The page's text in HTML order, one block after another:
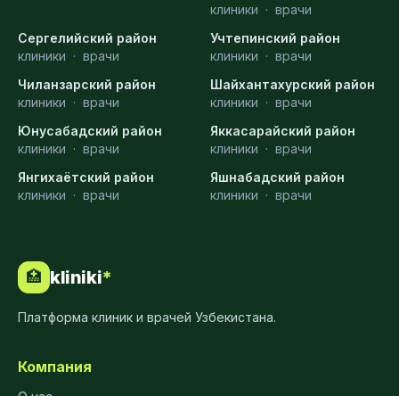
клиники · врачи
Сергелийский район
клиники · врачи
Учтепинский район
клиники · врачи
Чиланзарский район
клиники · врачи
Шайхантахурский район
клиники · врачи
Юнусабадский район
клиники · врачи
Яккасарайский район
клиники · врачи
Янгихаётский район
клиники · врачи
Яшнабадский район
клиники · врачи
🏥 kliniki*
Платформа клиник и врачей Узбекистана.
Компания